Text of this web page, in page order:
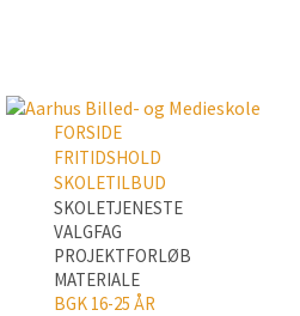
FORSIDE
FRITIDSHOLD
SKOLETILBUD
SKOLETJENESTE
VALGFAG
PROJEKTFORLØB
MATERIALE
BGK 16-25 ÅR